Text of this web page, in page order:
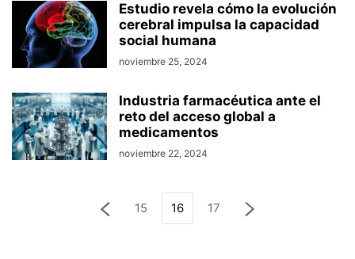
Estudio revela cómo la evolución
cerebral impulsa la capacidad
social humana
noviembre 25, 2024
Industria farmacéutica ante el
reto del acceso global a
medicamentos
noviembre 22, 2024
15 16 17